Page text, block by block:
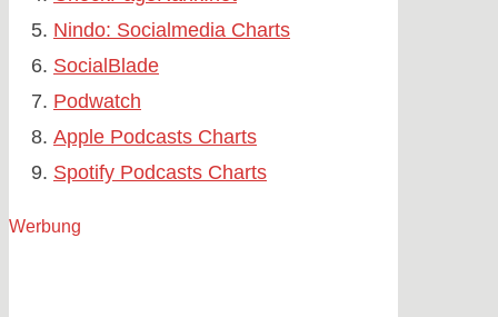
Nindo: Socialmedia Charts
SocialBlade
Podwatch
Apple Podcasts Charts
Spotify Podcasts Charts
Werbung